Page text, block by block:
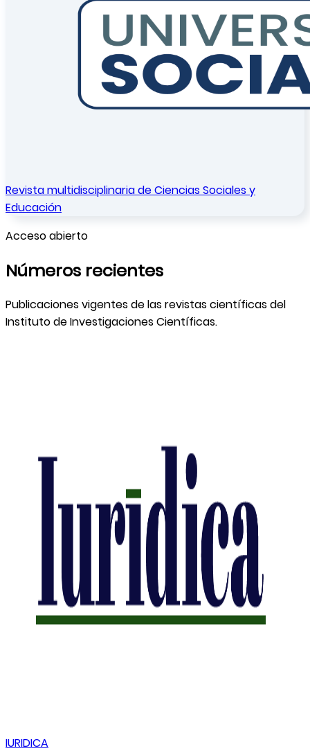
Revista multidisciplinaria de Ciencias Sociales y
Educación
Acceso abierto
Números recientes
Publicaciones vigentes de las revistas científicas del
Instituto de Investigaciones Científicas.
IURIDICA